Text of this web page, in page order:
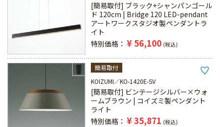
[簡易取付] ブラック+シャンパンゴール
ド 120cm | Bridge 120 LED-pendant
アートワークスタジオ製ペンダントラ
イト
特別価格
¥ 56,100 税込
簡易取付
KOIZUMI
KO-1420E-SV
[簡易取付] ビンテージシルバー×ウォ
ームブラウン | コイズミ製ペンダント
ライト
特別価格
¥35,871 税込